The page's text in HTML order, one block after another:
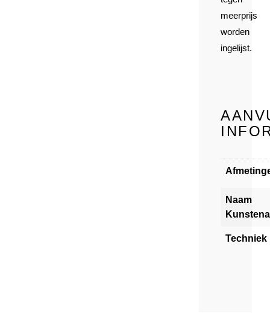
meerprijs
worden
ingelijst.
Naam
Techniek